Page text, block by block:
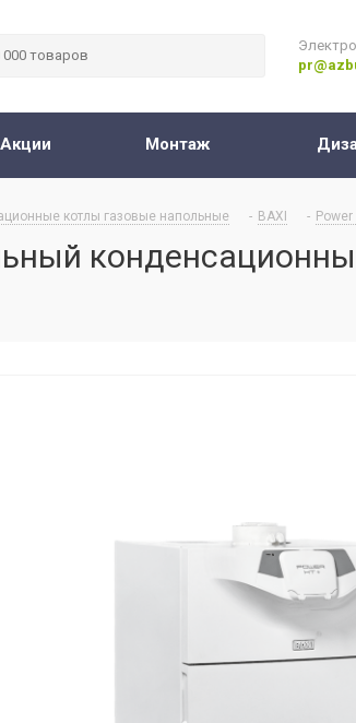
Акции Монтаж
котлы газовые напольные - BAXI - Power